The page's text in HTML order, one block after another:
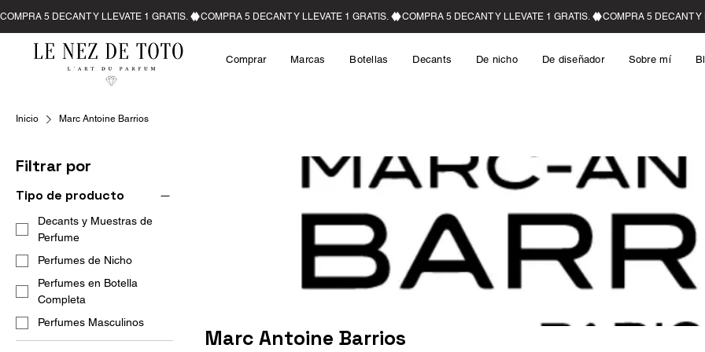
Comprar Marcas Botellas Decants De nicho De diseñador Sobre mí
Inicio Marc Antoine Barrios
Filtrar por
Tipo de producto
Decants y Muestras de
Perfume
Perfumes de Nicho
Perfumes en Botella
Completa
Perfumes Masculinos
Marc Antoine Barrios